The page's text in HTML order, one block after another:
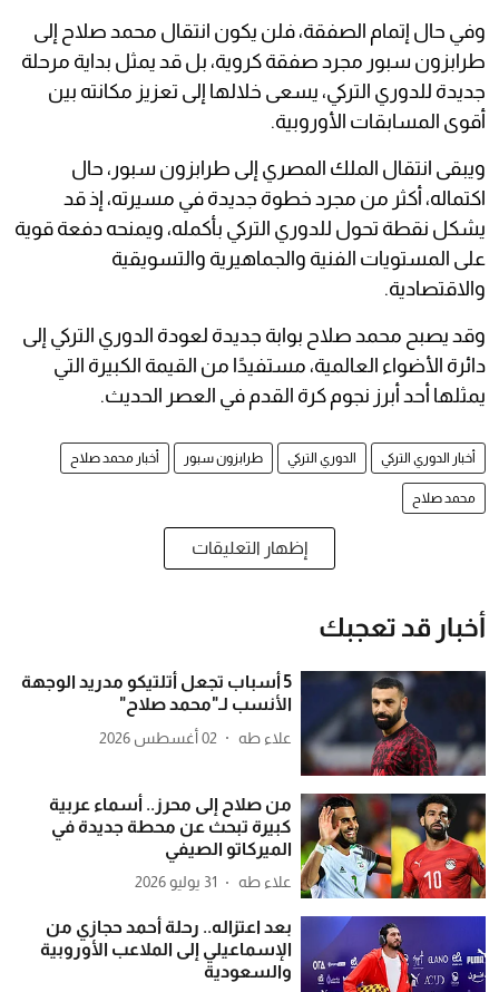
وفي حال إتمام الصفقة، فلن يكون انتقال محمد صلاح إلى
طرابزون سبور مجرد صفقة كروية، بل قد يمثل بداية مرحلة
جديدة للدوري التركي، يسعى خلالها إلى تعزيز مكانته بين
أقوى المسابقات الأوروبية.
ويبقى انتقال الملك المصري إلى طرابزون سبور، حال
اكتماله، أكثر من مجرد خطوة جديدة في مسيرته، إذ قد
يشكل نقطة تحول للدوري التركي بأكمله، ويمنحه دفعة قوية
على المستويات الفنية والجماهيرية والتسويقية
والاقتصادية.
وقد يصبح محمد صلاح بوابة جديدة لعودة الدوري التركي إلى
دائرة الأضواء العالمية، مستفيدًا من القيمة الكبيرة التي
يمثلها أحد أبرز نجوم كرة القدم في العصر الحديث.
أخبار الدوري التركي الدوري التركي طرابزون سبور أخبار محمد صلاح
محمد صلاح
إظهار التعليقات
أخبار قد تعجبك
5 أسباب تجعل أتلتيكو مدريد الوجهة
الأنسب لـ"محمد صلاح"
علاء طه 02 أغسطس 2026
من صلاح إلى محرز.. أسماء عربية
كبيرة تبحث عن محطة جديدة في
الميركاتو الصيفي
علاء طه 31 يوليو 2026
بعد اعتزاله.. رحلة أحمد حجازي من
الإسماعيلي إلى الملاعب الأوروبية
والسعودية